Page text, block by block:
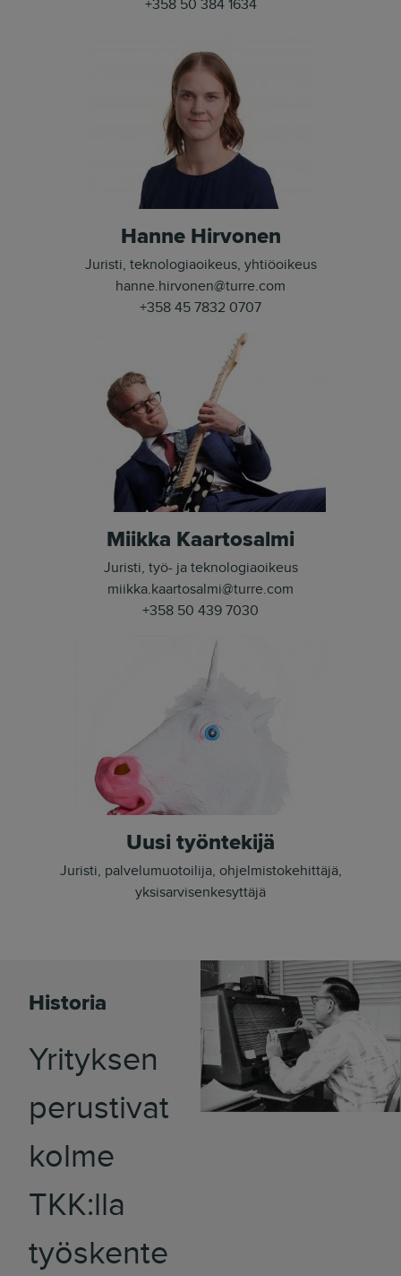
+358 50 384 1634
Hanne Hirvonen
Juristi, teknologiaoikeus, yhtiöoikeus
hanne.hirvonen@turre.com
+358 45 7832 0707
Miikka Kaartosalmi
Juristi, työ- ja teknologiaoikeus
miikka.kaartosalmi@turre.com
+358 50 439 7030
Uusi työntekijä
Juristi, palvelumuotoilija, ohjelmistokehittäjä,
yksisarvisenkesyttäjä
Historia
Yrityksen
perustivat
kolme
TKK:lla
työskente